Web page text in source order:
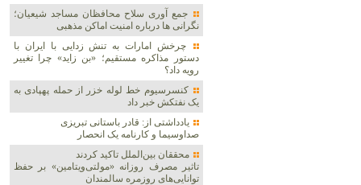
جمع آوری سلاح محافظان مساجد شیعیان؛
نگرانی ها درباره امنیت اماکن مذهبی
چرخش امارات به تنش زدایی با ایران با
دستور مذاکره مستقیم؛ «بن زاید» چرا تغییر
رویه داد؟
کنسرسیوم خط لوله خزر از حمله پهپادی به
یک نفتکش خبر داد
یادداشتی از: قادر باستانی تبریزی
صداوسیما و کارنامه یک انحصار
محققان بین‌الملل تاکید کردند
تاثیر مصرف روزانه «مولتی‌ویتامین» بر حفظ
توانایی‌های روزمره سالمندان